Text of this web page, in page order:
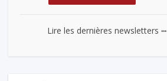
Lire les dernières newsletters ...